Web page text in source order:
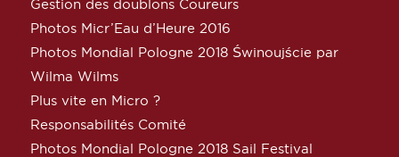
Gestion des doublons Coureurs
Photos Micr’Eau d’Heure 2016
Photos Mondial Pologne 2018 Świnoujście par
Wilma Wilms
Plus vite en Micro ?
Responsabilités Comité
Photos Mondial Pologne 2018 Sail Festival